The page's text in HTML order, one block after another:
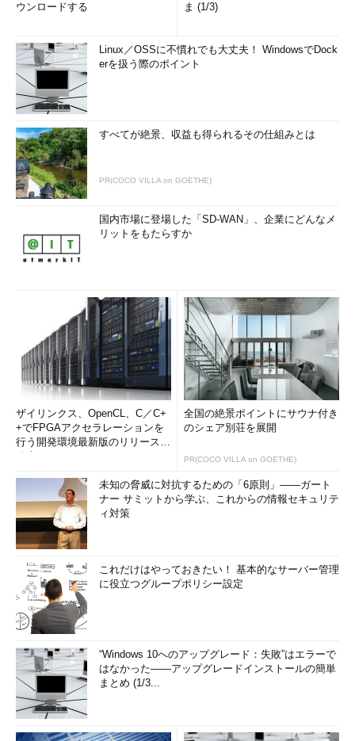
ウンロードする
ま (1/3)
Linux／OSSに不慣れでも大丈夫！ WindowsでDock
erを扱う際のポイント
すべてが絶景、収益も得られるその仕組みとは
PR(COCO VILLA on GOETHE)
国内市場に登場した「SD-WAN」、企業にどんなメ
リットをもたらすか
ザイリンクス、OpenCL、C／C+
+でFPGAアクセラレーションを
行う開発環境最新版のリリースを
全国の絶景ポイントにサウナ付き
のシェア別荘を展開
PR(COCO VILLA on GOETHE)
未知の脅威に対抗するための「6原則」――ガート
ナー サミットから学ぶ、これからの情報セキュリテ
ィ対策
これだけはやっておきたい！ 基本的なサーバー管理
に役立つグループポリシー設定
“Windows 10へのアップグレード：失敗”はエラーで
はなかった――アップグレードインストールの簡単
まとめ (1/3...